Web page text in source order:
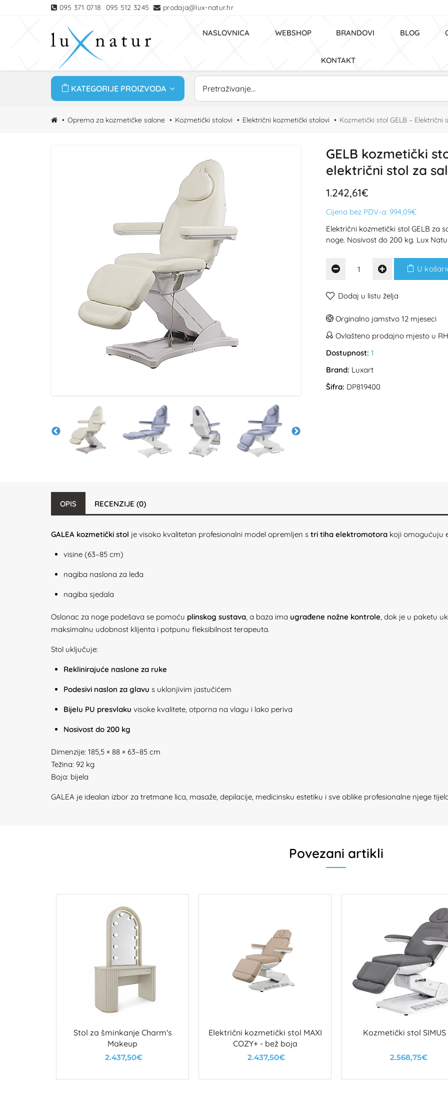
095 371 0718 095 512 3245 prodaja@lux-natur.hr
NASLOVNICA WEBSHOP BRANDOVI BLOG
KONTAKT
KATEGORIJE PROIZVODA
Oprema za kozmetičke salone Kozmetički stolovi Električni kozmetički stolovi Kozmetički stol GELB –
GELB kozmetički
električni stol za
1.242,61€
Cijena bez PDV-a: 994,09€
Električni kozmetički stol GELB za
noge. Nosivost do 200 kg. Lux
U
Dodaj u listu želja
Orginalno jamstvo 12 mjeseci
Ovlašteno prodajno mjesto u RH
Dostupnost: 1
Brand: Luxart
Šifra: DP819400
OPIS RECENZIJE (0)
GALEA kozmetički stol je visoko kvalitetan profesionalni model opremljen s tri tiha elektromotora koji omogućuju
visine (63–85 cm)
nagiba naslona za leđa
nagiba sjedala
Oslonac za noge podešava se pomoću plinskog sustava, a baza ima ugrađene nožne kontrole, dok je u paketu
maksimalnu udobnost klijenta i potpunu fleksibilnost terapeuta.
Stol uključuje:
Reklinirajuće naslone za ruke
Podesivi naslon za glavu s uklonjivim jastučićem
Bijelu PU presvlaku visoke kvalitete, otporna na vlagu i lako periva
Nosivost do 200 kg
Dimenzije: 185,5 × 88 × 63–85 cm
Težina: 92 kg
Boja: bijela
GALEA je idealan izbor za tretmane lica, masaže, depilacije, medicinsku estetiku i sve oblike profesionalne njege
Povezani artikli
Stol za šminkanje Charm's
Makeup
2.437,50€
U košaricu
Električni kozmetički stol MAXI
COZY+ - bež boja
2.437,50€
U košaricu
Kozmetički stol SIMUS
2.568,75€
U košaricu